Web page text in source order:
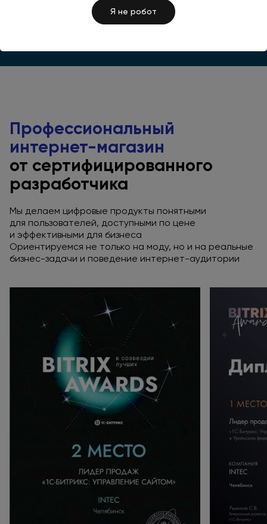
Я не робот
Профессиональный
интернет-магазин
от сертифицированного
разработчика
Мы делаем цифровые продукты понятными
для пользователей, доступными по цене
и эффективными для бизнеса
Ориентируемся не только на моду, но и на реальные
бизнес-задачи и поведение интернет-аудитории